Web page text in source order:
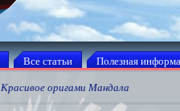
Все статьи Полезная
Красивое оригами Мандала